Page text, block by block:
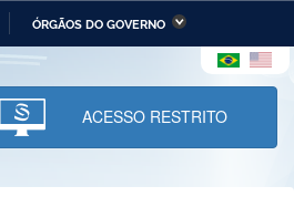
ÓRGÃOS DO GOVERNO
da Infraestrutura
da Ciência,
Inovações e
ACESSO RESTRITO